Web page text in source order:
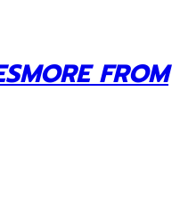
MORE FROM